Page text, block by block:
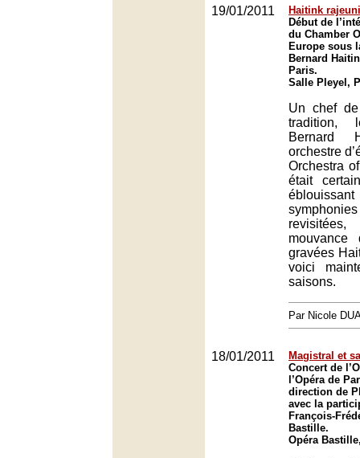
19/01/2011
Haitink
Début de
du Chamber
Europe sous
Bernard
Paris.
Salle Pleyel,
Un chef
tradition,
Bernard
orchestre
Orchestra
était
mouvance
gravées
voici
saisons.
Par Nicole
18/01/2011
Magistral et
Concert de
l’Opéra de
direction de
avec la
François-
Bastille.
Opéra